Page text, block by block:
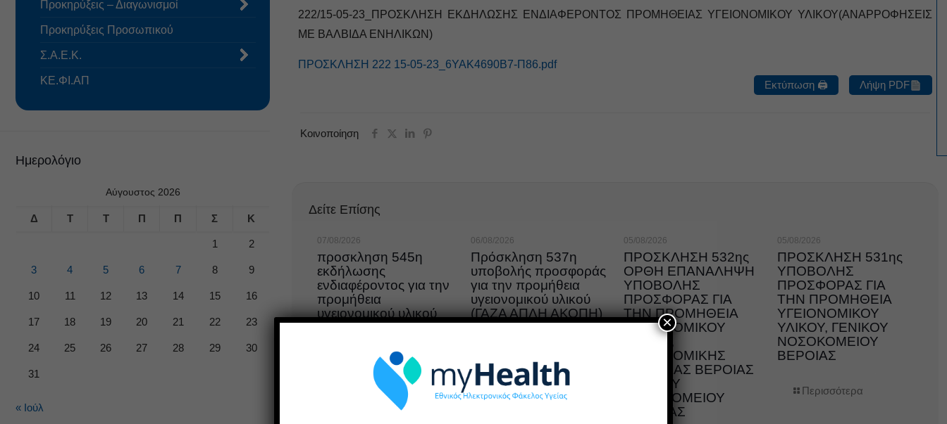
222/15-05-23_ΠΡΟΣΚΛΗΣΗ ΕΚΔΗΛΩΣΗΣ ΕΝΔΙΑΦΕΡΟΝΤΟΣ ΠΡΟΜΗΘΕΙΑΣ ΥΓΕΙΟΝΟΜΙΚΟΥ ΥΛΙΚΟΥ(ΑΝΑΡΡΟΦΗΣΕΙΣ
ΜΕ ΒΑΛΒΙΔΑ ΕΝΗΛΙΚΩΝ)
ΠΡΟΣΚΛΗΣΗ 222 15-05-23_6ΥΑΚ4690Β7-Π86.pdf
Εκτύπωση 🖨
Λήψη PDF
Κοινοποίηση
Δείτε Επίσης
07/08/2026
προσκληση 545η
εκδήλωσης
ενδιαφέροντος για την
προμήθεια
υγειονομικού υλικού
του γενικου
Περισσότερα
06/08/2026
Πρόσκληση 537η
υποβολής προσφοράς
για την προμήθεια
υγειονομικού υλικού
(ΓΑΖΑ ΑΠΛΗ ΑΚΟΠΗ)
05/08/2026
ΠΡΟΣΚΛΗΣΗ 532ης
ΟΡΘΗ ΕΠΑΝΑΛΗΨΗ
ΥΠΟΒΟΛΗΣ
ΠΡΟΣΦΟΡΑΣ ΓΙΑ
ΤΗΝ ΠΡΟΜΗΘΕΙΑ
ΥΓΕΙΟΝΟΜΙΚΟΥ
ΥΛΙΚΟΥ,
ΥΓΕΙΟΝΟΜΙΚΗΣ
ΜΟΝΑΔΑΣ ΒΕΡΟΙΑΣ
ΓΕΝΙΚΟΥ
ΝΟΣΟΚΟΜΕΙΟΥ
ΗΜΑΘΙΑΣ
05/08/2026
ΠΡΟΣΚΛΗΣΗ 531ης
ΥΠΟΒΟΛΗΣ
ΠΡΟΣΦΟΡΑΣ ΓΙΑ
ΤΗΝ ΠΡΟΜΗΘΕΙΑ
ΥΓΕΙΟΝΟΜΙΚΟΥ
ΥΛΙΚΟΥ, ΓΕΝΙΚΟΥ
ΝΟΣΟΚΟΜΕΙΟΥ
ΒΕΡΟΙΑΣ
Περισσότερα
Προκηρύξεις – Διαγωνισμοί
Προκηρύξεις Προσωπικού
Σ.Α.Ε.Κ.
ΚΕ.ΦΙ.ΑΠ
Ημερολόγιο
Αύγουστος 2026
Δ Τ Τ Π Π Σ Κ
1 2
3 4 5 6 7 8 9
10 11 12 13 14 15 16
17 18 19 20 21 22 23
24 25 26 27 28 29 30
31
« Ιούλ
×